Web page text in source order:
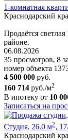
1-комнатная
Краснодарский
Продаётся
районе.
06.08.2026
35 просмотров, 8
номер объекта
4 500 000 руб.
160 714 руб./м2
В ипотеку от 10
Записаться на
Студия, 26.0 м2,
Краснодарский